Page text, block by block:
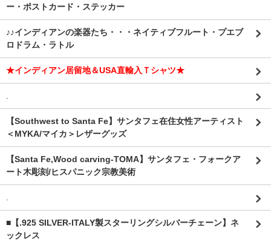
ー・ポストカード・ステッカー
♪♪インディアンの楽器たち・・・ネイティブフルート・プエブ
ロドラム・ラトル
★インディアン居留地＆USA直輸入Ｔシャツ★
.
【Southwest to Santa Fe】サンタフェ在住女性アーティスト
＜MYKA/マイカ＞レザーグッズ
【Santa Fe,Wood carving-TOMA】サンタフェ・フォークア
ート木彫刻/ヒスパニック宗教美術
.
■【.925 SILVER-ITALY製スターリングシルバーチェーン】ネ
ックレス